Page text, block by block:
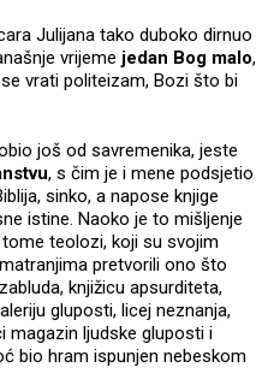
Julijana tako duboko dirnuo
vrijeme jedan Bog malo,
vrati politeizam, Bozi što bi
još od savremenika, jeste
, s čim je i mene podsjetio
sinko, a napose knjige
istine. Naoko je to mišljenje
teolozi, koji su svojim
pretvorili ono što
knjižicu apsurditeta,
gluposti, licej neznanja,
magazin ljudske gluposti i
bio hram ispunjen nebeskom